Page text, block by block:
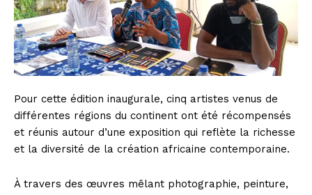
Pour cette édition inaugurale, cinq artistes venus de
différentes régions du continent ont été récompensés
et réunis autour d’une exposition qui reflète la richesse
et la diversité de la création africaine contemporaine.
À travers des œuvres mêlant photographie, peinture,